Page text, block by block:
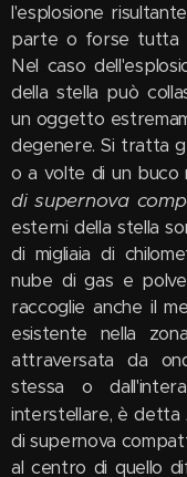
l'esplosione
parte o forse tutta
Nel caso
della stella può
un oggetto
degenere. Si tratta
o a volte di un buco
di supernova
esterni della stella
di migliaia di
nube di gas e
raccoglie anche il
esistente nella
attraversata da
stessa o
interstellare, è detta
di supernova
al centro di quello